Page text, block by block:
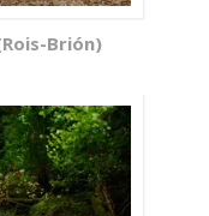
Brión)